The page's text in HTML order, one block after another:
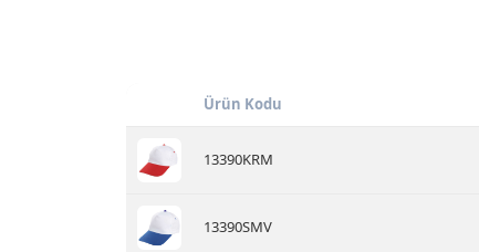
Ürün Kodu
13390KRM
13390SMV